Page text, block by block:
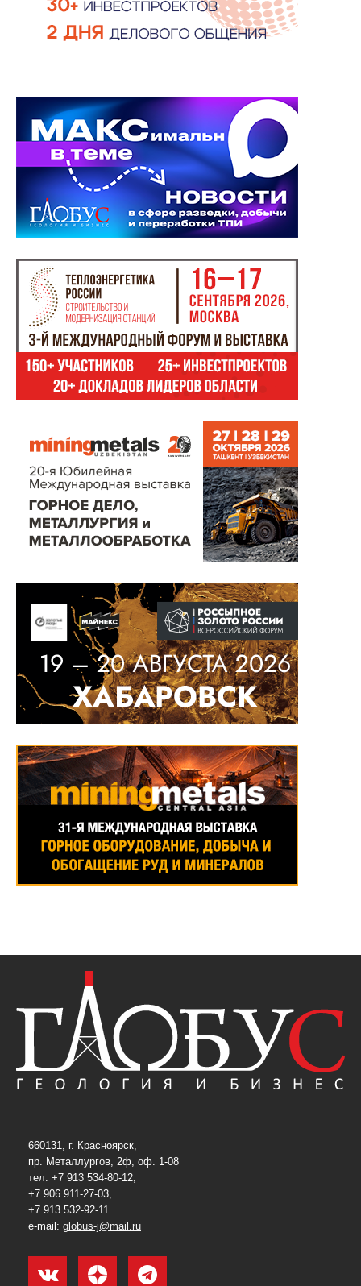
660131, г. Красноярск,
пр. Металлургов, 2ф, оф. 1-08
тел. +7 913 534-80-12,
+7 906 911-27-03,
+7 913 532-92-11
e-mail: globus-j@mail.ru